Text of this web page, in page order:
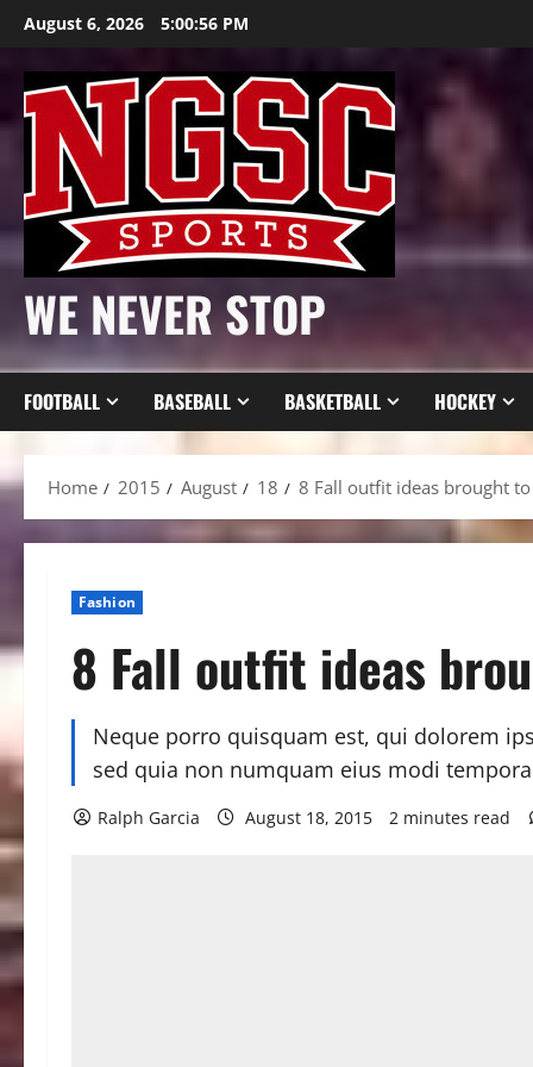
Skip
content
August 6, 2026 5:00:58 PM
WE NEVER STOP
FOOTBALL BASEBALL BASKETBALL HOCKEY
Home 2015 August 18 8 Fall outfit ideas brought
Fashion
8 Fall outfit ideas
Neque porro quisquam est, qui dolorem
sed quia non numquam eius modi
Ralph Garcia August 18, 2015 2 minutes read